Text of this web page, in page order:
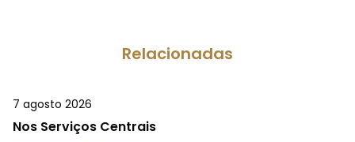
Relacionadas
7 agosto 2026
Nos Serviços Centrais